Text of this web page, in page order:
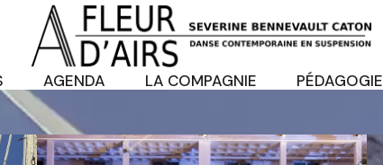
AGENDA LA COMPAGNIE PÉDAGOGIE